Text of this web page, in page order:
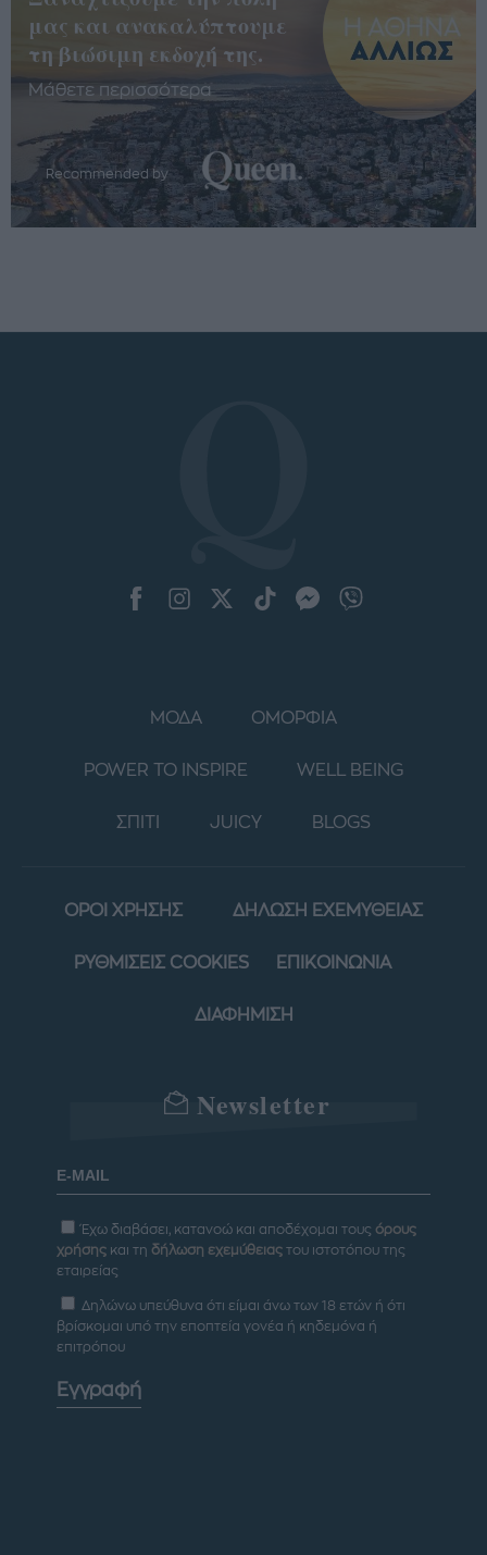
μας και ανακαλύπτουμε
τη βιώσιμη εκδοχή της.
Μάθετε περισσότερα
Recommended by
ΜΟΔΑ ΟΜΟΡΦΙΑ
POWER TO INSPIRE WELL BEING
ΣΠΙΤΙ JUICY BLOGS
ΟΡΟΙ ΧΡΗΣΗΣ ΔΗΛΩΣΗ ΕΧΕΜΥΘΕΙΑΣ
ΡΥΘΜΙΣΕΙΣ COOKIES ΕΠΙΚΟΙΝΩΝΙΑ
ΔΙΑΦΗΜΙΣΗ
Newsletter
Έχω διαβάσει, κατανοώ και αποδέχομαι τους όρους
χρήσης και τη δήλωση εχεμύθειας του ιστοτόπου της
εταιρείας
Δηλώνω υπεύθυνα ότι είμαι άνω των 18 ετών ή ότι
βρίσκομαι υπό την εποπτεία γονέα ή κηδεμόνα ή
επιτρόπου
Εγγραφή